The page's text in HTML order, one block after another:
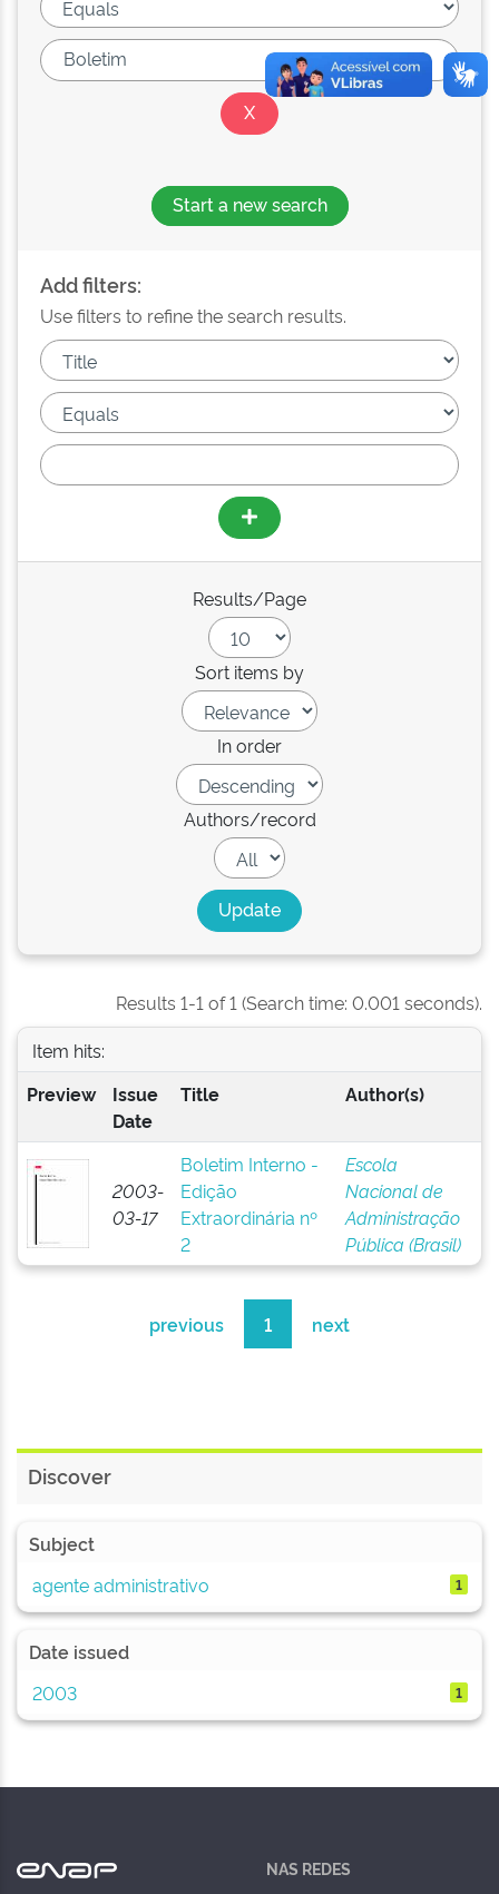
Start a new search
Add filters:
Use filters to refine the search results.
Results/Page
Sort items by
In order
Authors/record
Results 1-1 of 1 (Search time: 0.001 seconds).
Item hits:
Preview
Issue
Date
Title Author(s)
2003-
03-17
Boletim Interno -
Edição
Extraordinária nº
2
Escola
Nacional de
Administração
Pública (Brasil)
previous 1 next
Discover
Subject
agente administrativo
1
Date issued
2003
1
NAS REDES